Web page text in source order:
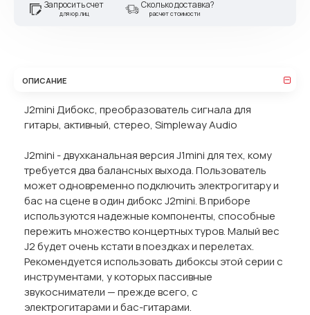
Запросить счет
для юр.лиц
Сколько доставка?
расчет стоимости
ОПИСАНИЕ
J2mini Дибокс, преобразователь сигнала для
гитары, активный, стерео, Simpleway Audio
J2mini - двухканальная версия J1mini для тех, кому
требуется два балансных выхода. Пользователь
может одновременно подключить электрогитару и
бас на сцене в один дибокс J2mini. В приборе
используются надежные компоненты, способные
пережить множество концертных туров. Малый вес
J2 будет очень кстати в поездках и перелетах.
Рекомендуется использовать дибоксы этой серии с
инструментами, у которых пассивные
звукосниматели — прежде всего, с
электрогитарами и бас-гитарами.